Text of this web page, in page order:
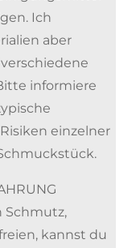
Ich
aber
informiere
einzelner
Schmutz,
kannst du